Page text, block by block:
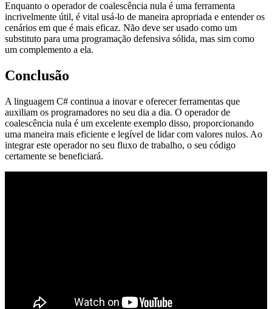
Enquanto o operador de coalescência nula é uma ferramenta
incrivelmente útil, é vital usá-lo de maneira apropriada e entender os
cenários em que é mais eficaz. Não deve ser usado como um
substituto para uma programação defensiva sólida, mas sim como
um complemento a ela.
Conclusão
A linguagem C# continua a inovar e oferecer ferramentas que
auxiliam os programadores no seu dia a dia. O operador de
coalescência nula é um excelente exemplo disso, proporcionando
uma maneira mais eficiente e legível de lidar com valores nulos. Ao
integrar este operador no seu fluxo de trabalho, o seu código
certamente se beneficiará.